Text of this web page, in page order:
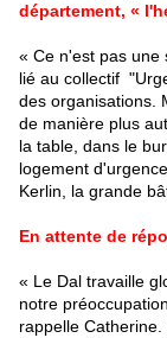
département, «
« Ce n'est pas une
lié au collectif
des organisations.
de manière plus
la table, dans le
logement
Kerlin, la grande
En attente de
« Le Dal travaille
notre
rappelle